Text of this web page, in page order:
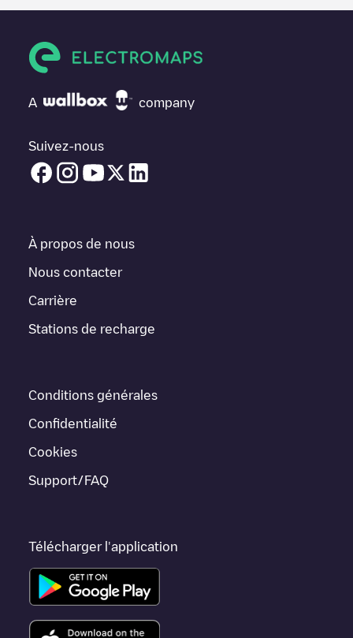
électrique la prochaine fois.
avez besoin, vérifiez en bas de la page le point de charge le
plus proche de chez vous sous "points de charge les plus
véhicules électriques à proximité, ainsi que leur emplacement
dans un parking, en surface et leur distance en KM.
Business Locationest disponible, ainsi que l'itinéraire pour s'y
rendre, le prix de la recharge de cette borne et les instructions
nécessaires pour que vous puissiez facilement recharger votre
AmsterdamBusiness Location
Si ce chargeurAmsterdamne convient pas à votre voiture, il
chargeurs dansAmsterdam
telles que
elles sont proches et se trouvent dans
A company
Suivez-nous
À propos de nous
Nous contacter
Carrière
Stations de recharge
Conditions générales
Confidentialité
Cookies
Support/FAQ
Télécharger l'application